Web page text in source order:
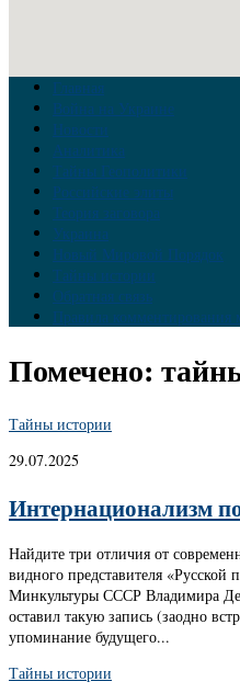
Главная
Война на Украине
Новости
Аналитика
Тайны Геополитики
Российские элиты
Теория заговора
Украина
Новый Мировой Порядок
Тайны истории
Обратная связь
Правила комментирования
Помечено:
Тайны истории
29.07.2025
Интернационализм
Найдите три отличия от
видного представителя «Русской
Минкультуры СССР Владимира
оставил такую запись (заодно
упоминание будущего...
Тайны истории